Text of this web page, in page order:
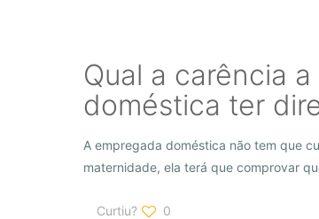
Qual a carência
doméstica ter
A empregada doméstica não tem que
maternidade, ela terá que comprovar
Curtiu? 0